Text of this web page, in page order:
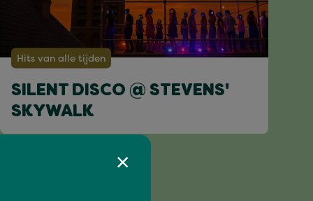
Hits van alle tijden
SILENT DISCO @ STEVENS'
SKYWALK